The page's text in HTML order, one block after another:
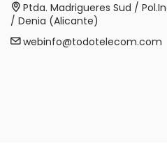
Ptda. Madrigueres Sud /
/ Denia (Alicante)
webinfo@todotelecom.com